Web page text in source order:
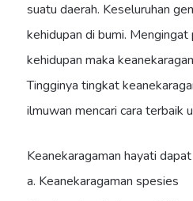
suatu daerah. Keseluruhan
kehidupan di bumi.
kehidupan maka
Tingginya tingkat
ilmuwan mencari cara terbaik
Keanekaragaman hayati
a. Keanekaragaman spesies